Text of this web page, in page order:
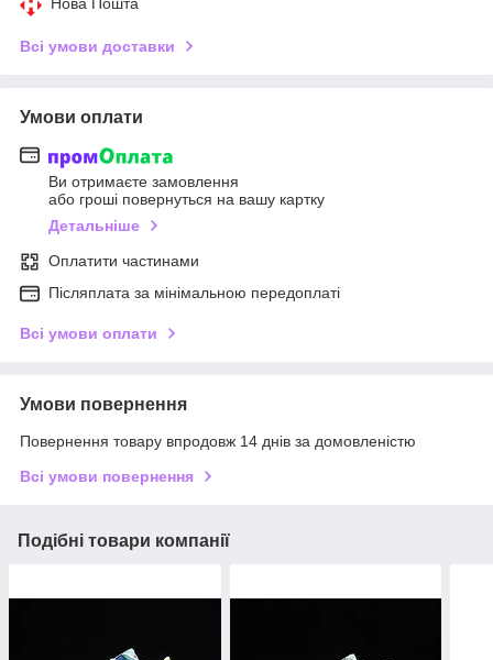
Всі умови доставки
Умови оплати
Ви отримаєте замовлення
або гроші повернуться на вашу картку
Детальніше
Оплатити частинами
Післяплата за мінімальною передоплаті
Всі умови оплати
Умови повернення
Повернення товару впродовж 14 днів за домовленістю
Всі умови повернення
Подібні товари компанії